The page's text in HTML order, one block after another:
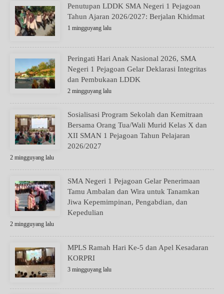
Penutupan LDDK SMA Negeri 1 Pejagoan
Tahun Ajaran 2026/2027: Berjalan Khidmat
1 mingguyang lalu
Peringati Hari Anak Nasional 2026, SMA
Negeri 1 Pejagoan Gelar Deklarasi Integritas
dan Pembukaan LDDK
2 mingguyang lalu
Sosialisasi Program Sekolah dan Kemitraan
Bersama Orang Tua/Wali Murid Kelas X dan
XII SMAN 1 Pejagoan Tahun Pelajaran
2026/2027
2 mingguyang lalu
SMA Negeri 1 Pejagoan Gelar Penerimaan
Tamu Ambalan dan Wira untuk Tanamkan
Jiwa Kepemimpinan, Pengabdian, dan
Kepedulian
2 mingguyang lalu
MPLS Ramah Hari Ke-5 dan Apel Kesadaran
KORPRI
3 mingguyang lalu